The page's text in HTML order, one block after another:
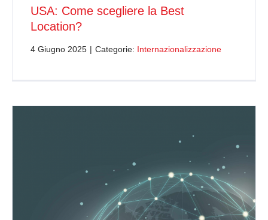
USA: Come scegliere la Best
Location?
4 Giugno 2025 | Categorie: Internazionalizzazione